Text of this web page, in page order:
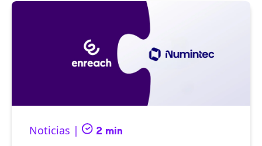
Noticias | 2 min